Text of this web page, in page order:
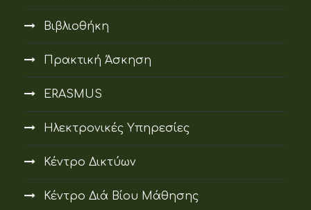
Βιβλιοθήκη
Πρακτική Άσκηση
ERASMUS
Ηλεκτρονικές Υπηρεσίες
Κέντρο Δικτύων
Κέντρο Διά Βίου Μάθησης